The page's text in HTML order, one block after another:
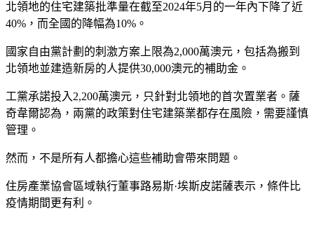
北領地的住宅建築批準量在截至2024年5月的一年內下降了近
40%，而全國的降幅為10%。
國家自由黨計劃的刺激方案上限為2,000萬澳元，包括為搬到
北領地並建造新房的人提供30,000澳元的補助金。
工黨承諾投入2,200萬澳元，只針對北領地的首次置業者。薩
奇韋爾認為，兩黨的政策對住宅建築業都存在風險，需要謹慎
管理。
然而，不是所有人都擔心這些補助會帶來問題。
住房產業協會區域執行董事路易斯·埃斯皮諾薩表示，條件比
疫情期間更有利。